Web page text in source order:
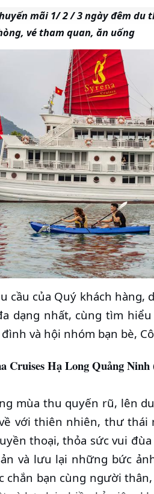
mãi 1/ 2 / 3 ngày đêm du
vé tham quan, ăn uống
cầu của Quý khách hàng,
dạng nhất, cùng tìm
và hội nhóm bạn bè,
Cruises Hạ Long Quảng
mùa thu quyến rũ, lên
với thiên nhiên, thư thái
thoại, thỏa sức vui
và lưu lại những bức
chắn bạn cùng người